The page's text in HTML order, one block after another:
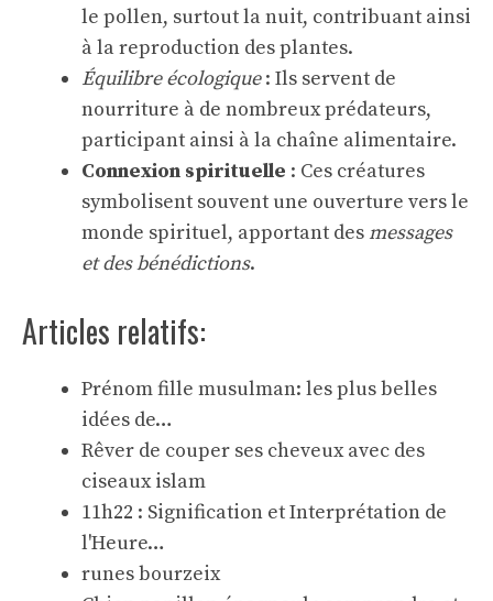
le pollen, surtout la nuit, contribuant ainsi
à la reproduction des plantes.
Équilibre écologique: Ils servent de
nourriture à de nombreux prédateurs,
participant ainsi à la chaîne alimentaire.
Connexion spirituelle : Ces créatures
symbolisent souvent une ouverture vers le
monde spirituel, apportant desmessages
et des bénédictions.
Articles relatifs:
Prénom fille musulman: les plus belles
idées de…
Rêver de couper ses cheveux avec des
ciseaux islam
11h22 : Signification et Interprétation de
l'Heure…
runes bourzeix